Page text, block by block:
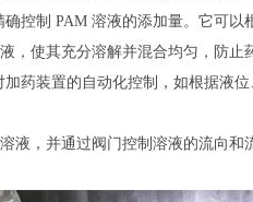
控制PAM溶液的添加量。它可以
使其充分溶解并混合均匀，防止
药装置的自动化控制，如根据液
，并通过阀门控制溶液的流向和